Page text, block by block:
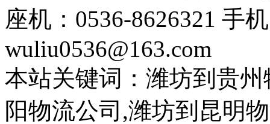
座机：0536-8626321 手
wuliu0536@163.com
本站关键词：潍坊到贵
阳物流公司,潍坊到昆明